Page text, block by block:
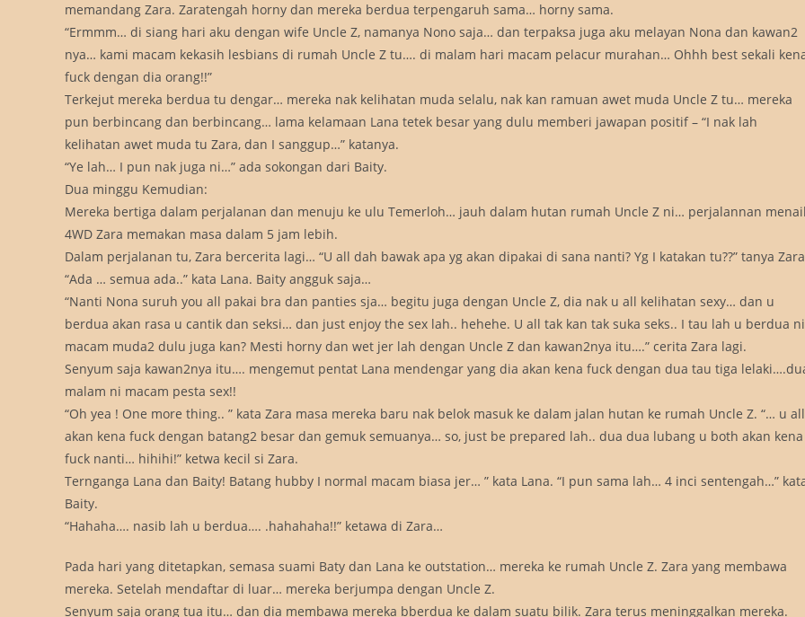
memandang Zara. Zaratengah horny dan mereka berdua terpengaruh sama… horny sama.
“Ermmm… di siang hari aku dengan wife Uncle Z, namanya Nono saja… dan terpaksa juga aku melayan Nona dan kawan2
nya… kami macam kekasih lesbians di rumah Uncle Z tu…. di malam hari macam pelacur murahan… Ohhh best sekali
fuck dengan dia orang!!”
Terkejut mereka berdua tu dengar… mereka nak kelihatan muda selalu, nak kan ramuan awet muda Uncle Z tu… mereka
pun berbincang dan berbincang… lama kelamaan Lana tetek besar yang dulu memberi jawapan positif – “I nak lah
kelihatan awet muda tu Zara, dan I sanggup…” katanya.
“Ye lah… I pun nak juga ni…” ada sokongan dari Baity.
Dua minggu Kemudian:
Mereka bertiga dalam perjalanan dan menuju ke ulu Temerloh… jauh dalam hutan rumah Uncle Z ni… perjalannan
4WD Zara memakan masa dalam 5 jam lebih.
Dalam perjalanan tu, Zara bercerita lagi… “U all dah bawak apa yg akan dipakai di sana nanti? Yg I katakan tu??” tanya
“Ada … semua ada..” kata Lana. Baity angguk saja…
“Nanti Nona suruh you all pakai bra dan panties sja… begitu juga dengan Uncle Z, dia nak u all kelihatan sexy… dan u
berdua akan rasa u cantik dan seksi… dan just enjoy the sex lah.. hehehe. U all tak kan tak suka seks.. I tau lah u berdua
macam muda2 dulu juga kan? Mesti horny dan wet jer lah dengan Uncle Z dan kawan2nya itu….” cerita Zara lagi.
Senyum saja kawan2nya itu…. mengemut pentat Lana mendengar yang dia akan kena fuck dengan dua tau tiga
malam ni macam pesta sex!!
“Oh yea ! One more thing.. ” kata Zara masa mereka baru nak belok masuk ke dalam jalan hutan ke rumah Uncle Z. “… u all
akan kena fuck dengan batang2 besar dan gemuk semuanya… so, just be prepared lah.. dua dua lubang u both akan kena
fuck nanti… hihihi!” ketwa kecil si Zara.
Ternganga Lana dan Baity! Batang hubby I normal macam biasa jer… ” kata Lana. “I pun sama lah… 4 inci sentengah…”
Baity.
“Hahaha…. nasib lah u berdua…. .hahahaha!!” ketawa di Zara…
Pada hari yang ditetapkan, semasa suami Baty dan Lana ke outstation… mereka ke rumah Uncle Z. Zara yang membawa
mereka. Setelah mendaftar di luar… mereka berjumpa dengan Uncle Z.
Senyum saja orang tua itu… dan dia membawa mereka bberdua ke dalam suatu bilik. Zara terus meninggalkan mereka.